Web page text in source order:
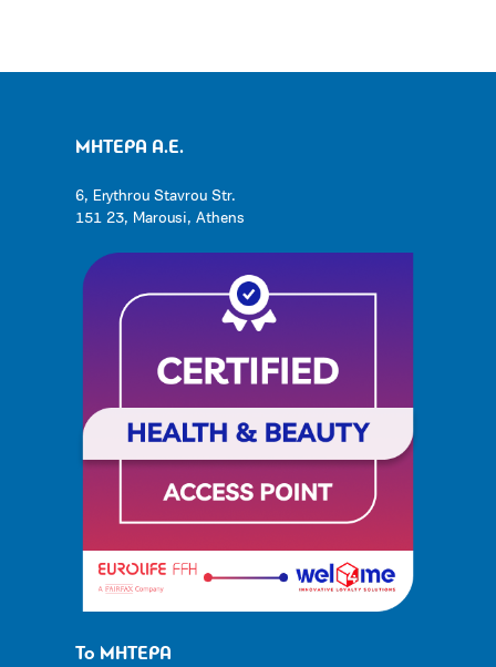
ΜΗΤΕΡΑ Α.Ε.
6, Erythrou Stavrou Str.
151 23, Marousi, Athens
Το ΜΗΤΕΡΑ